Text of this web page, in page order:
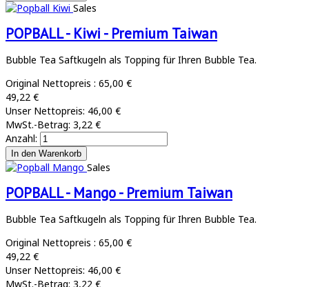
Sales
POPBALL - Kiwi - Premium Taiwan
Bubble Tea Saftkugeln als Topping für Ihren Bubble Tea.
Original Nettopreis : 65,00 €
49,22 €
Unser Nettopreis: 46,00 €
MwSt.-Betrag: 3,22 €
Anzahl:
Sales
POPBALL - Mango - Premium Taiwan
Bubble Tea Saftkugeln als Topping für Ihren Bubble Tea.
Original Nettopreis : 65,00 €
49,22 €
Unser Nettopreis: 46,00 €
MwSt.-Betrag: 3,22 €